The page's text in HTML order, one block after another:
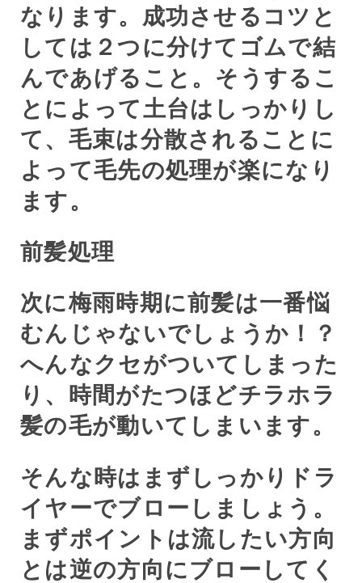
なります。成功させるコツと
しては２つに分けてゴムで結
んであげること。そうするこ
とによって土台はしっかりし
て、毛束は分散されることに
よって毛先の処理が楽になり
ます。
前髪処理
次に梅雨時期に前髪は一番悩
むんじゃないでしょうか！？
へんなクセがついてしまった
り、時間がたつほどチラホラ
髪の毛が動いてしまいます。
そんな時はまずしっかりドラ
イヤーでブローしましょう。
まずポイントは流したい方向
とは逆の方向にブローしてく